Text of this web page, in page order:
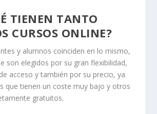
TIENEN TANTO
CURSOS ONLINE?
y alumnos coinciden en lo mismo,
son elegidos por su gran flexibilidad,
acceso y también por su precio, ya
que tienen un coste muy bajo y otros
gratuitos.